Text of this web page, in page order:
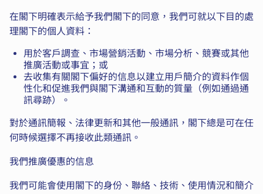
在閣下明確表示給予我們閣下的同意，我們可就以下目的處
理閣下的個人資料：
用於客戶調查、市場營銷活動、市場分析、競賽或其他
推廣活動或事宜；或
去收集有關閣下偏好的信息以建立用戶簡介的資料作個
性化和促進我們與閣下溝通和互動的質量（例如通過通
訊尋跡）。
對於通訊簡報、法律更新和其他一般通訊，閣下總是可在任
何時候選擇不再接收此類通訊。
我們推廣優惠的信息
我們可能會使用閣下的身份、聯絡、技術、使用情況和簡介